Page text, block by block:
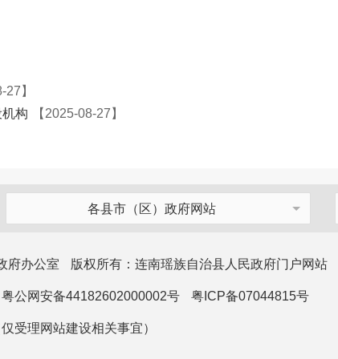
27】
构 【2025-08-27】
各县市（区）政府网站
府办公室 版权所有：连南瑶族自治县人民政府门户网站
粤公网安备44182602000002号 粤ICP备07044815号
受理网站建设相关事宜）